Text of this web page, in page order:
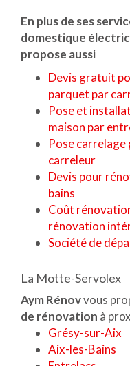
En plus de ses
domestique
propose aussi
Devis gratuit
parquet par
Pose et
maison par
Pose
carreleur
Devis pour
bains
Coût
rénovation
Société de
La Motte-Servolex
Aym Rénovvous
de rénovation à
Grésy-sur-Aix
Aix-les-Bains